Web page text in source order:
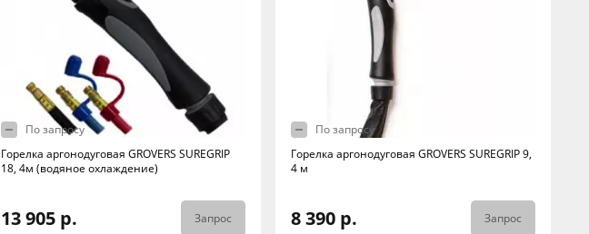
По запросу
Горелка аргонодуговая GROVERS SUREGRIP
18, 4м (водяное охлаждение)
13 905 р. Запрос
По запросу
Горелка аргонодуговая GROVERS SUREGRIP 9,
4 м
8 390 р. Запрос